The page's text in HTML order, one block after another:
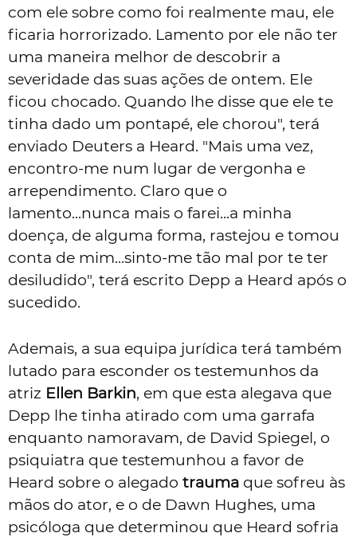
com ele sobre como foi realmente mau, ele
ficaria horrorizado. Lamento por ele não ter
uma maneira melhor de descobrir a
severidade das suas ações de ontem. Ele
ficou chocado. Quando lhe disse que ele te
tinha dado um pontapé, ele chorou", terá
enviado Deuters a Heard. "Mais uma vez,
encontro-me num lugar de vergonha e
arrependimento. Claro que o
lamento...nunca mais o farei...a minha
doença, de alguma forma, rastejou e tomou
conta de mim...sinto-me tão mal por te ter
desiludido", terá escrito Depp a Heard após o
sucedido.
Ademais, a sua equipa jurídica terá também
lutado para esconder os testemunhos da
atriz Ellen Barkin, em que esta alegava que
Depp lhe tinha atirado com uma garrafa
enquanto namoravam, de David Spiegel, o
psiquiatra que testemunhou a favor de
Heard sobre o alegado trauma que sofreu às
mãos do ator, e o de Dawn Hughes, uma
psicóloga que determinou que Heard sofria